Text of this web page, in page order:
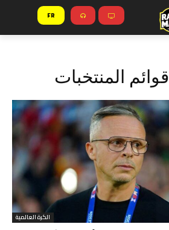
FR
قوائم المنتخبات
الكرة العالمية